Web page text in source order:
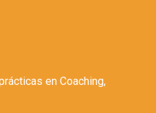
en Coaching,